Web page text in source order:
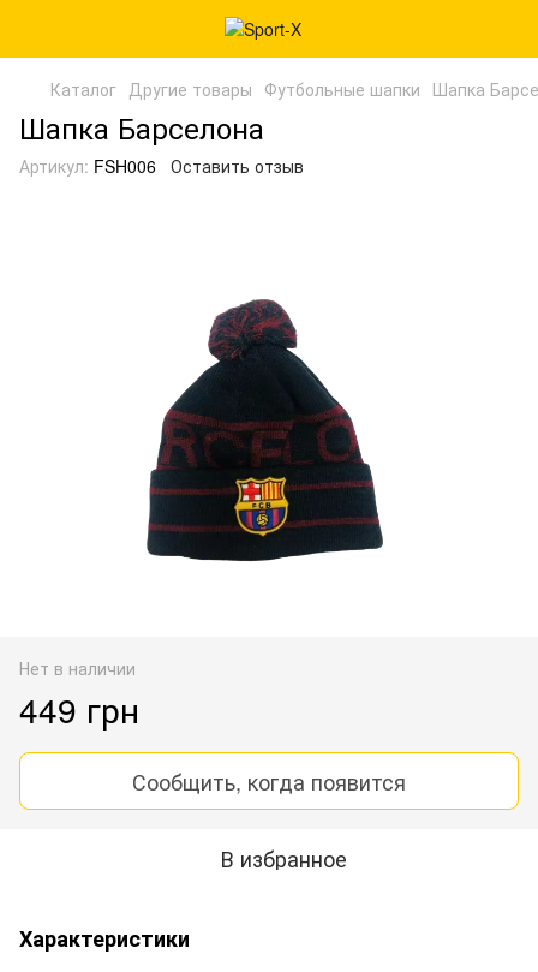
Каталог Другие товары Футбольные шапки Шапка
Шапка Барселона
Артикул: FSH006 Оставить отзыв
Нет в наличии
449 грн
Сообщить, когда появится
В избранное
Характеристики